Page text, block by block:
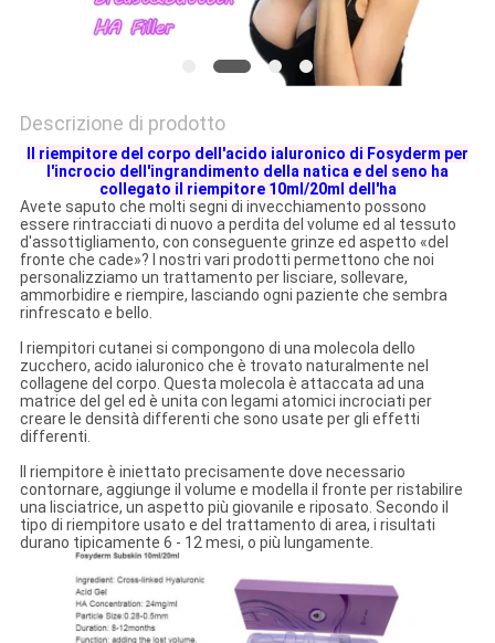
Descrizione di prodotto
Il riempitore del corpo dell'acido ialuronico di Fosyderm per
l'incrocio dell'ingrandimento della natica e del seno ha
collegato il riempitore 10ml/20ml dell'ha
Avete saputo che molti segni di invecchiamento possono
essere rintracciati di nuovo a perdita del volume ed al tessuto
d'assottigliamento, con conseguente grinze ed aspetto «del
fronte che cade»? I nostri vari prodotti permettono che noi
personalizziamo un trattamento per lisciare, sollevare,
ammorbidire e riempire, lasciando ogni paziente che sembra
rinfrescato e bello.
I riempitori cutanei si compongono di una molecola dello
zucchero, acido ialuronico che è trovato naturalmente nel
collagene del corpo. Questa molecola è attaccata ad una
matrice del gel ed è unita con legami atomici incrociati per
creare le densità differenti che sono usate per gli effetti
differenti.
Il riempitore è iniettato precisamente dove necessario
contornare, aggiunge il volume e modella il fronte per ristabilire
una lisciatrice, un aspetto più giovanile e riposato. Secondo il
tipo di riempitore usato e del trattamento di area, i risultati
durano tipicamente 6 - 12 mesi, o più lungamente.